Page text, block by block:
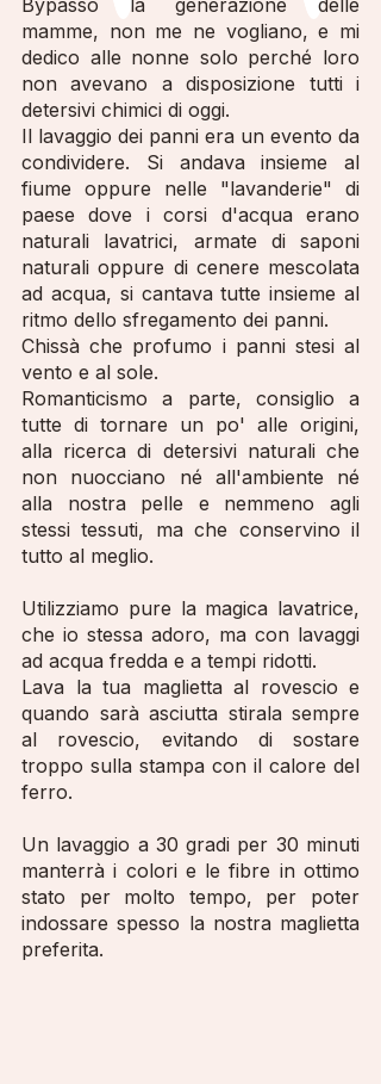
Bypasso la generazione delle
mamme, non me ne vogliano, e mi
dedico alle nonne solo perché loro
non avevano a disposizione tutti i
detersivi chimici di oggi.
Il lavaggio dei panni era un evento da
condividere. Si andava insieme al
fiume oppure nelle "lavanderie" di
paese dove i corsi d'acqua erano
naturali lavatrici, armate di saponi
naturali oppure di cenere mescolata
ad acqua, si cantava tutte insieme al
ritmo dello sfregamento dei panni.
Chissà che profumo i panni stesi al
vento e al sole.
Romanticismo a parte, consiglio a
tutte di tornare un po' alle origini,
alla ricerca di detersivi naturali che
non nuocciano né all'ambiente né
alla nostra pelle e nemmeno agli
stessi tessuti, ma che conservino il
tutto al meglio.
Utilizziamo pure la magica lavatrice,
che io stessa adoro, ma con lavaggi
ad acqua fredda e a tempi ridotti.
Lava la tua maglietta al rovescio e
quando sarà asciutta stirala sempre
al rovescio, evitando di sostare
troppo sulla stampa con il calore del
ferro.
Un lavaggio a 30 gradi per 30 minuti
manterrà i colori e le fibre in ottimo
stato per molto tempo, per poter
indossare spesso la nostra maglietta
preferita.